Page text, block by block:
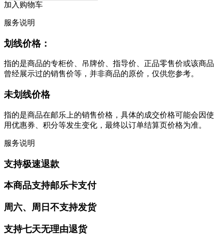
加入购物车
服务说明
划线价格：
指的是商品的专柜价、吊牌价、指导价、正品零售价或该商品
曾经展示过的销售价等，并非商品的原价，仅供您参考。
未划线价格
指的是商品在邮乐上的销售价格，具体的成交价格可能会因使
用优惠券、积分等发生变化，最终以订单结算页价格为准。
服务说明
支持极速退款
本商品支持邮乐卡支付
周六、周日不支持发货
支持七天无理由退货